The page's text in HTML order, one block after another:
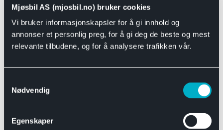
Mjøsbil AS (mjosbil.no) bruker cookies
Vi bruker informasjonskapsler for å gi innhold og
annonser et personlig preg, for å gi deg de beste og mest
relevante tilbudene, og for å analysere trafikken vår.
Nødvendig
Egenskaper
Se alle Universal
Bremsedeler
Se alle Bremsedeler
Bremsenippler
Drivline og motor
Se alle Drivline og motor
Eksosanlegg